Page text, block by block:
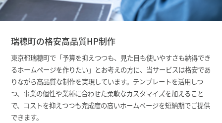
瑞穂町の格安高品質HP制作
東京都瑞穂町で「予算を抑えつつも、見た目も使いやすさも納得でき
るホームページを作りたい」とお考えの方に、当サービスは格安であ
りながら高品質な制作を実現しています。テンプレートを活用しつ
つ、事業の個性や業種に合わせた柔軟なカスタマイズを加えること
で、コストを抑えつつも完成度の高いホームページを短納期でご提供
できます。